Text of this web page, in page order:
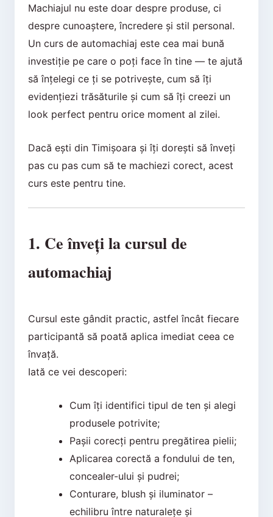
Machiajul nu este doar despre produse, ci
despre cunoaștere, încredere și stil personal.
Un curs de automachiaj este cea mai bună
investiție pe care o poți face în tine — te ajută
să înțelegi ce ți se potrivește, cum să îți
evidențiezi trăsăturile și cum să îți creezi un
look perfect pentru orice moment al zilei.
Dacă ești din Timișoara și îți dorești să înveți
pas cu pas cum să te machiezi corect, acest
curs este pentru tine.
1. Ce înveți la cursul de
automachiaj
Cursul este gândit practic, astfel încât fiecare
participantă să poată aplica imediat ceea ce
învață.
Iată ce vei descoperi:
Cum îți identifici tipul de ten și alegi
produsele potrivite;
Pașii corecți pentru pregătirea pielii;
Aplicarea corectă a fondului de ten,
concealer-ului și pudrei;
Conturare, blush și iluminator –
echilibru între naturalețe și